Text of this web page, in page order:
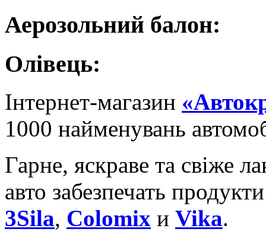
Аерозольний балон:
Олівець:
Інтернет-магазин
1000 найменувань
Гарне, яскраве та свіже
авто забезпечать
3Sila, Colomix и Vika.